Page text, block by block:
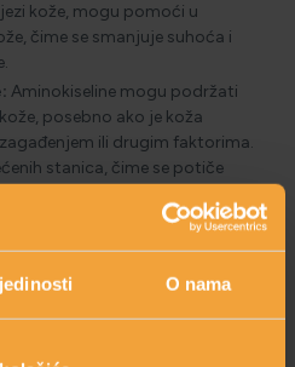
O nama
kože, mogu pomoći u
čime se smanjuje suhoća i
Aminokiseline mogu podržati
posebno ako je koža
ili drugim faktorima.
stanica, čime se potiče
Matične stanice biljaka
podjele i diferencijacije,
nove stanice i pomoći u